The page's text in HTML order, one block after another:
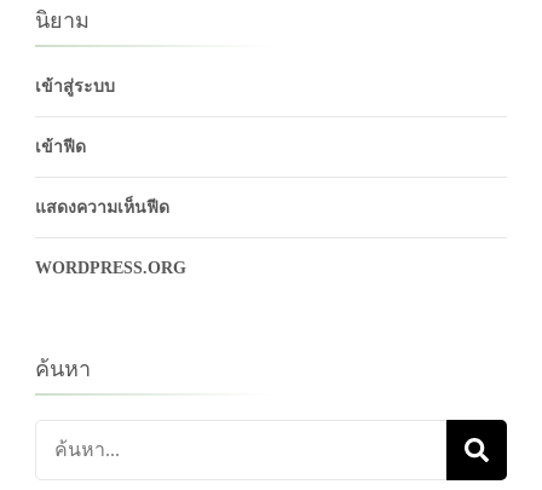
นิยาม
เข้าสู่ระบบ
เข้าฟีด
แสดงความเห็นฟีด
WORDPRESS.ORG
ค้นหา
ค้นหา
เกี่ยว